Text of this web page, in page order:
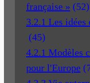
française » (52)
3.2.1 Les idées
(45)
4.2.1 Modèles
pour l'Europe